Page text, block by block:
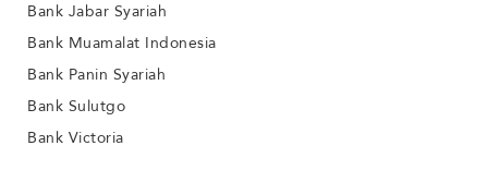
Bank Jabar Syariah
Bank Muamalat Indonesia
Bank Panin Syariah
Bank Sulutgo
Bank Victoria